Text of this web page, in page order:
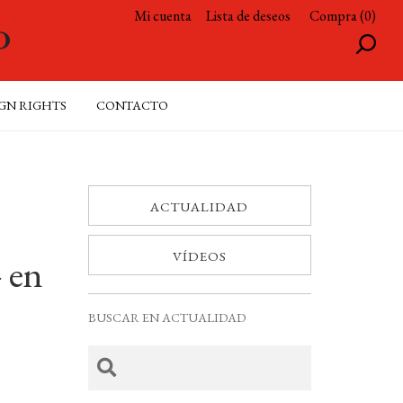
Mi cuenta Lista de deseos Compra (0)
RIGHTS CONTACTO
ACTUALIDAD
VÍDEOS
BUSCAR EN ACTUALIDAD